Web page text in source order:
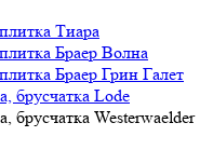
Тиара
Браер Волна
Браер Грин Галет
брусчатка Lode
брусчатка Westerwaelder